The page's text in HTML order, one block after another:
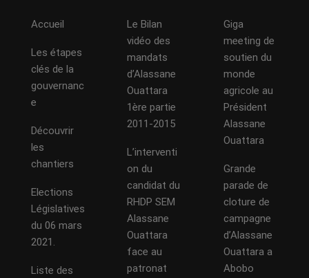
Accueil
Les étapes
clés de la
gouvernanc
e
Découvrir
les
chantiers
Elections
Législatives
du 06 mars
2021.
Liste des
Le Bilan
vidéo des
mandats
d’Alassane
Ouattara
1ère partie
2011-2015
L’interventi
on du
candidat du
RHDP SEM
Alassane
Ouattara
face au
patronat
Giga
meeting de
soutien du
monde
agricole au
Président
Alassane
Ouattara
Grande
parade de
cloture de
campagne
d’Alassane
Ouattara a
Abobo